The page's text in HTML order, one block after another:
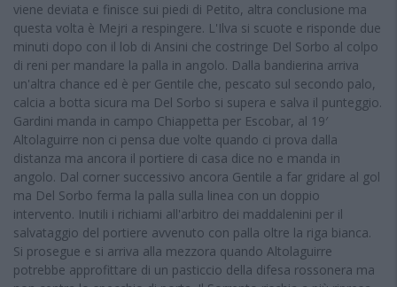
viene deviata e finisce sui piedi di Petito, altra conclusione ma
questa volta è Mejri a respingere. L'Ilva si scuote e risponde due
minuti dopo con il lob di Ansini che costringe Del Sorbo al colpo
di reni per mandare la palla in angolo. Dalla bandierina arriva
un'altra chance ed è per Gentile che, pescato sul secondo palo,
calcia a botta sicura ma Del Sorbo si supera e salva il punteggio.
Gardini manda in campo Chiappetta per Escobar, al 19′
Altolaguirre non ci pensa due volte quando ci prova dalla
distanza ma ancora il portiere di casa dice no e manda in
angolo. Dal corner successivo ancora Gentile a far gridare al gol
ma Del Sorbo ferma la palla sulla linea con un doppio
intervento. Inutili i richiami all'arbitro dei maddalenini per il
salvataggio del portiere avvenuto con palla oltre la riga bianca.
Si prosegue e si arriva alla mezzora quando Altolaguirre
potrebbe approfittare di un pasticcio della difesa rossonera ma